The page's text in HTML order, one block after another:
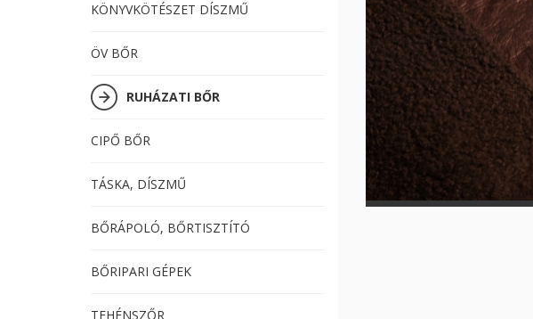
KÖNYVKÖTÉSZET DÍSZMŰ
ÖV BŐR
RUHÁZATI BŐR
CIPŐ BŐR
TÁSKA, DÍSZMŰ
BŐRÁPOLÓ, BŐRTISZTÍTÓ
BŐRIPARI GÉPEK
TEHÉNSZŐR